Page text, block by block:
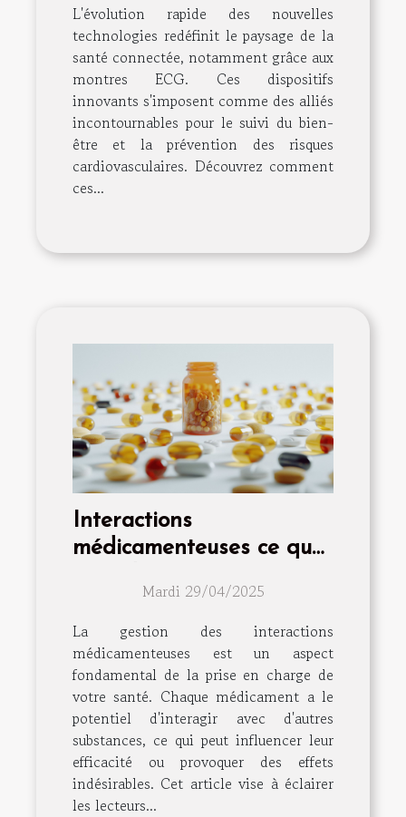
santé essentiels ?
L'évolution rapide des nouvelles
technologies redéfinit le paysage de la
santé connectée, notamment grâce aux
montres ECG. Ces dispositifs
innovants s'imposent comme des alliés
incontournables pour le suivi du bien-
être et la prévention des risques
cardiovasculaires. Découvrez comment
ces...
Interactions
médicamenteuses ce que
votre bien-être quotidien
Mardi 29/04/2025
La gestion des interactions
médicamenteuses est un aspect
fondamental de la prise en charge de
votre santé. Chaque médicament a le
potentiel d'interagir avec d'autres
substances, ce qui peut influencer leur
efficacité ou provoquer des effets
indésirables. Cet article vise à éclairer
les lecteurs...